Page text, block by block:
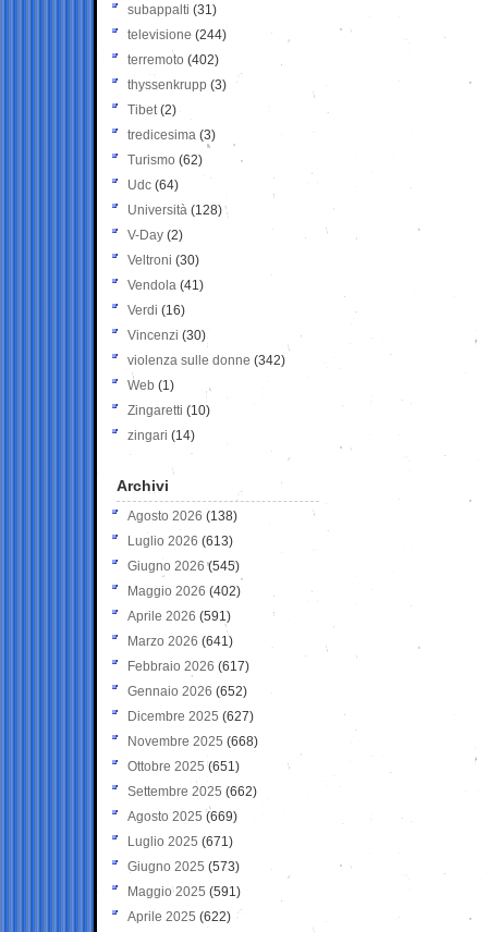
subappalti (31)
televisione(244)
terremoto (402)
thyssenkrupp (3)
Tibet(2)
tredicesima (3)
Turismo (62)
Udc (64)
Università (128)
V-Day (2)
Veltroni (30)
Vendola (41)
Verdi (16)
Vincenzi (30)
violenza sulle donne (342)
Web (1)
Zingaretti (10)
zingari (14)
Archivi
Agosto 2026 (138)
Luglio 2026 (613)
Giugno 2026 (545)
Maggio 2026 (402)
Aprile 2026 (591)
Marzo 2026 (641)
Febbraio 2026 (617)
Gennaio 2026 (652)
Dicembre 2025 (627)
Novembre 2025 (668)
Ottobre 2025 (651)
Settembre 2025 (662)
Agosto 2025 (669)
Luglio 2025 (671)
Giugno 2025 (573)
Maggio 2025 (591)
Aprile 2025 (622)